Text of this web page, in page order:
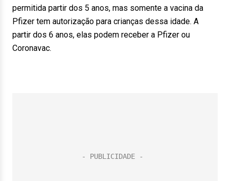
permitida partir dos 5 anos, mas somente a vacina da
Pfizer tem autorização para crianças dessa idade. A
partir dos 6 anos, elas podem receber a Pfizer ou
Coronavac.